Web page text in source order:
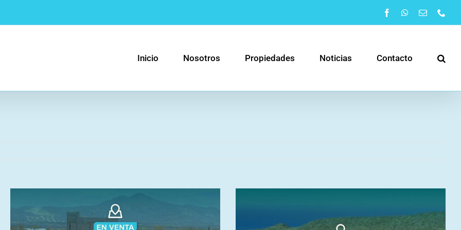
FacebookWhatsApp
Correo
Inicio Nosotros Propiedades Noticias Contacto